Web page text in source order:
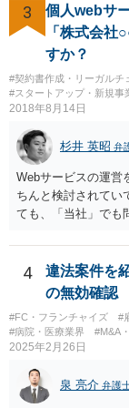
は、その商品を売
尽くされている（用
で、商標権者の預
（コピー品やリメ
酷い品質であれば、
すし、その証商標権
害します。その商
般消費者の信頼も害
べき利益が入らない
生じません。
3
個人webサ
「株式会社
すか？
#契約書作成・リーガルチ
#スタートアップ・新規事
2018年8月14日
杉井 英昭 弁
Webサービスの運営
ちんと検討されてい
ても、「当社」でも
さんが「ABCウェブ
社」の代わりに「
4
違法案件を
の無効確認
#FC・フランチャイズ #
#病院・医療業界
#M&A
2025年2月26日
泉 亮介 弁護